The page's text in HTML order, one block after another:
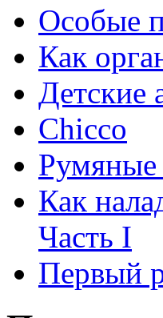
Особые
Как
Детские
Chicco
Румяные
Как
Часть I
Первый